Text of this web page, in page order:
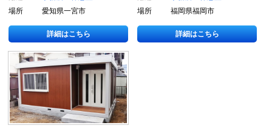
場所
愛知県一宮市
詳細はこちら
場所
福岡県福岡市
詳細はこちら